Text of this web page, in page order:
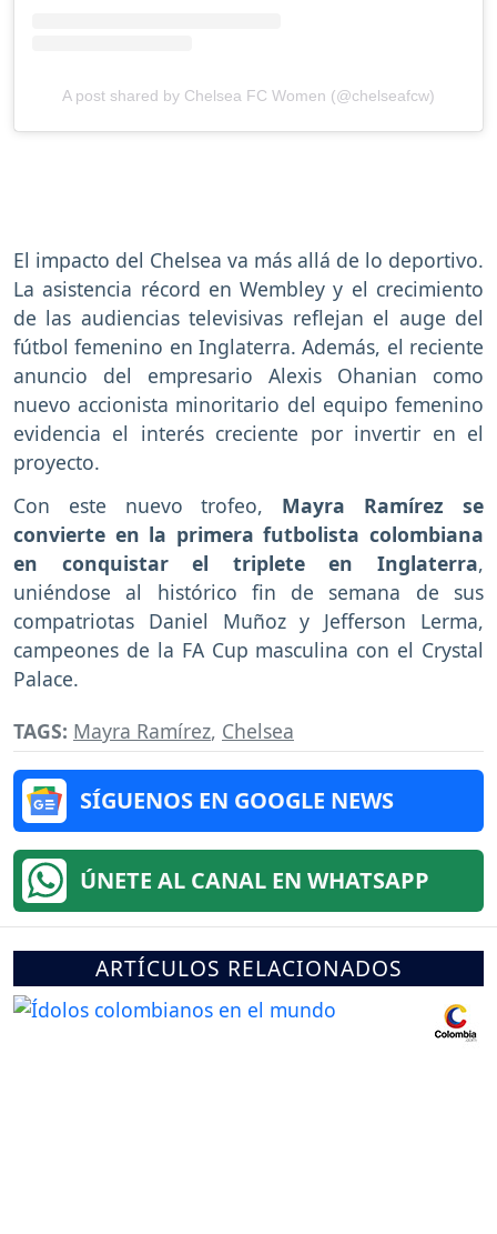
A post shared by Chelsea FC Women (@chelseafcw)
El impacto del Chelsea va más allá de lo deportivo.
La asistencia récord en Wembley y el crecimiento
de las audiencias televisivas reflejan el auge del
fútbol femenino en Inglaterra. Además, el reciente
anuncio del empresario Alexis Ohanian como
nuevo accionista minoritario del equipo femenino
evidencia el interés creciente por invertir en el
proyecto.
Con este nuevo trofeo, Mayra Ramírez se
convierte en la primera futbolista colombiana
en conquistar el triplete en Inglaterra,
uniéndose al histórico fin de semana de sus
compatriotas Daniel Muñoz y Jefferson Lerma,
campeones de la FA Cup masculina con el Crystal
Palace.
TAGS: Mayra Ramírez, Chelsea
SÍGUENOS EN GOOGLE NEWS
ÚNETE AL CANAL EN WHATSAPP
ARTÍCULOS RELACIONADOS